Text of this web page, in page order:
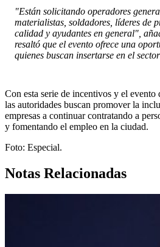
"Están solicitando operadores
materialistas, soldadores, líderes de
calidad y ayudantes en general",
resaltó que el evento ofrece una
quienes buscan insertarse en el
Con esta serie de incentivos y el
las autoridades buscan promover la
empresas a continuar contratando a
y fomentando el empleo en la ciudad.
Foto: Especial.
Notas Relacionadas